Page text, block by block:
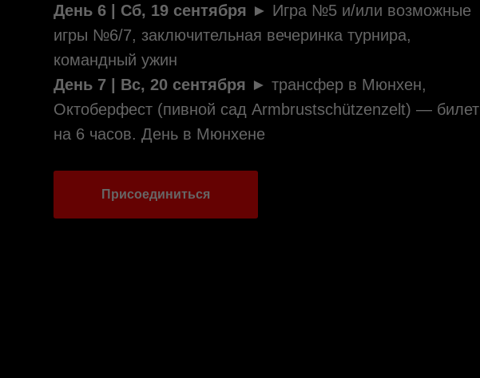
День 6 | Сб, 19 сентября ► Игра №5 и/или возможные
игры №6/7, заключительная вечеринка турнира,
командный ужин
День 7 | Вс, 20 сентября ► трансфер в Мюнхен,
Октоберфест (пивной сад Armbrustschützenzelt) — билет
на 6 часов. День в Мюнхене
Присоединиться